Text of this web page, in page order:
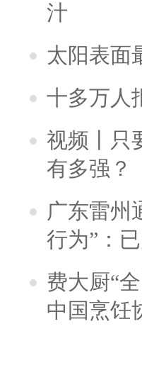
汁
太阳表面
十多万人
视频丨只
有多强？
广东雷州
行为”：
费大厨“
中国烹饪